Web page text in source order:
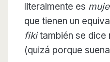
literalmente es
que tienen un
fikitambién se dice
(quizá porque